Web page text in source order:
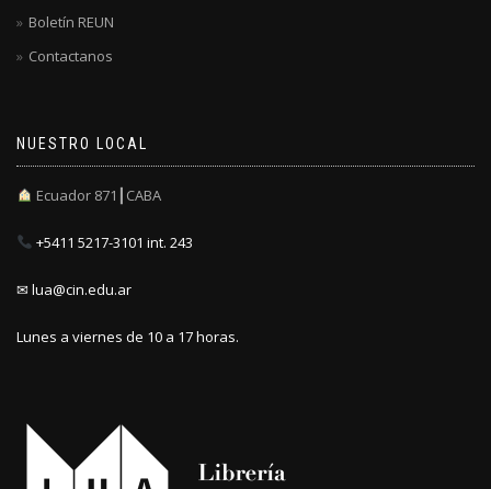
Boletín REUN
Contactanos
NUESTRO LOCAL
Ecuador 871┃CABA
+5411 5217-3101 int. 243
✉ lua@cin.edu.ar
Lunes a viernes de 10 a 17 horas.